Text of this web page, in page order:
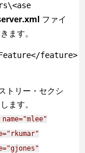
ファイ
ます。
feature>
トリー・セクシ
ます。